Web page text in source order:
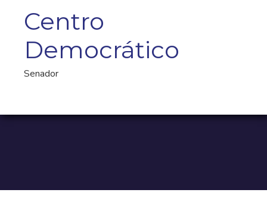
Centro
Democrático
Senador